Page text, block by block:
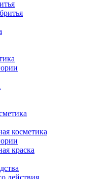
косметика
краска
действия